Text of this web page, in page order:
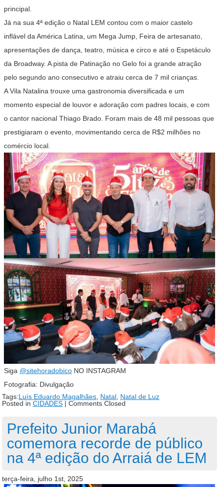
principal.
Já na sua 4ª edição o Natal LEM contou com o maior castelo
inflável da América Latina, um Mega Jump, Feira de artesanato,
apresentações de dança, teatro, música e circo e até o Espetáculo
da Broadway. A pista de Patinação no Gelo foi a grande atração
pelo segundo ano consecutivo e atraiu cerca de 7 mil crianças.
A Vila Natalina trouxe uma gastronomia diversificada e um
momento especial de louvor e adoração com padres locais, e com
o cantor nacional Thiago Brado. Foram mais de 48 mil pessoas que
prestigiaram o evento, movimentando cerca de R$2 milhões no
comércio local.
Siga @sitehoradobico NO INSTAGRAM
Fotografia: Divulgação
Tags:Luís Eduardo Magalhães Natal Natal de Luz
Posted in CIDADES | Comments Closed
Prefeito Junior Marabá
comemora recorde de público
na 4ª edição do Arraiá de LEM
terça-feira, julho 1st, 2025